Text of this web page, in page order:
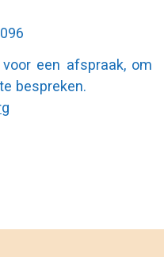
een afspraak, om
bespreken.